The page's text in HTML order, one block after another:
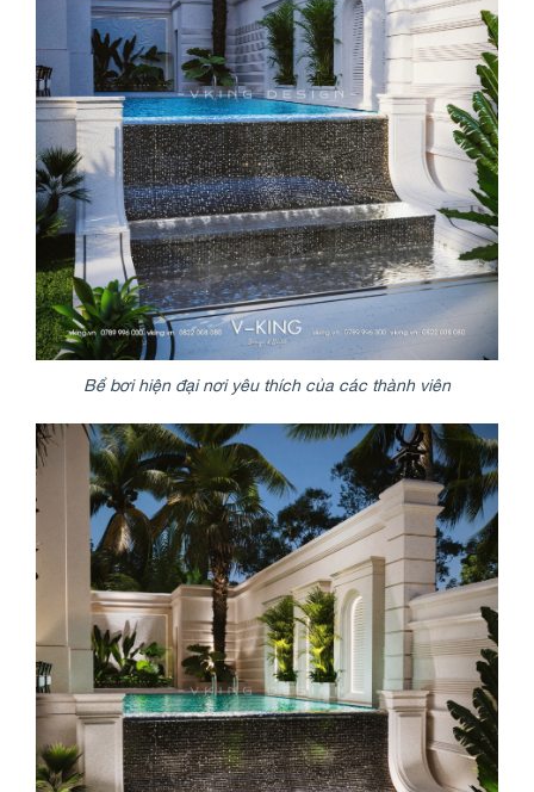
Bể bơi hiện đại nơi yêu thích của các thành viên